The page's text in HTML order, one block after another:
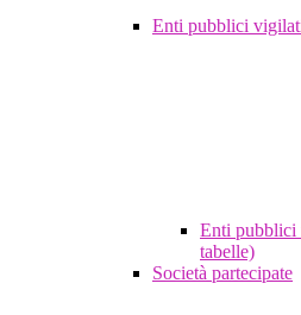
Enti pubblici
Enti pubblici
tabelle)
Società partecipate